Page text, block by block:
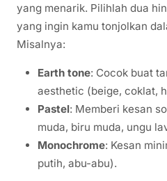
yang menarik. Pilihlah dua
yang ingin kamu tonjolkan
Misalnya:
Earth tone: Cocok buat
aesthetic (beige, coklat,
Pastel: Memberi kesan
muda, biru muda, ungu
Monochrome: Kesan
putih, abu-abu).